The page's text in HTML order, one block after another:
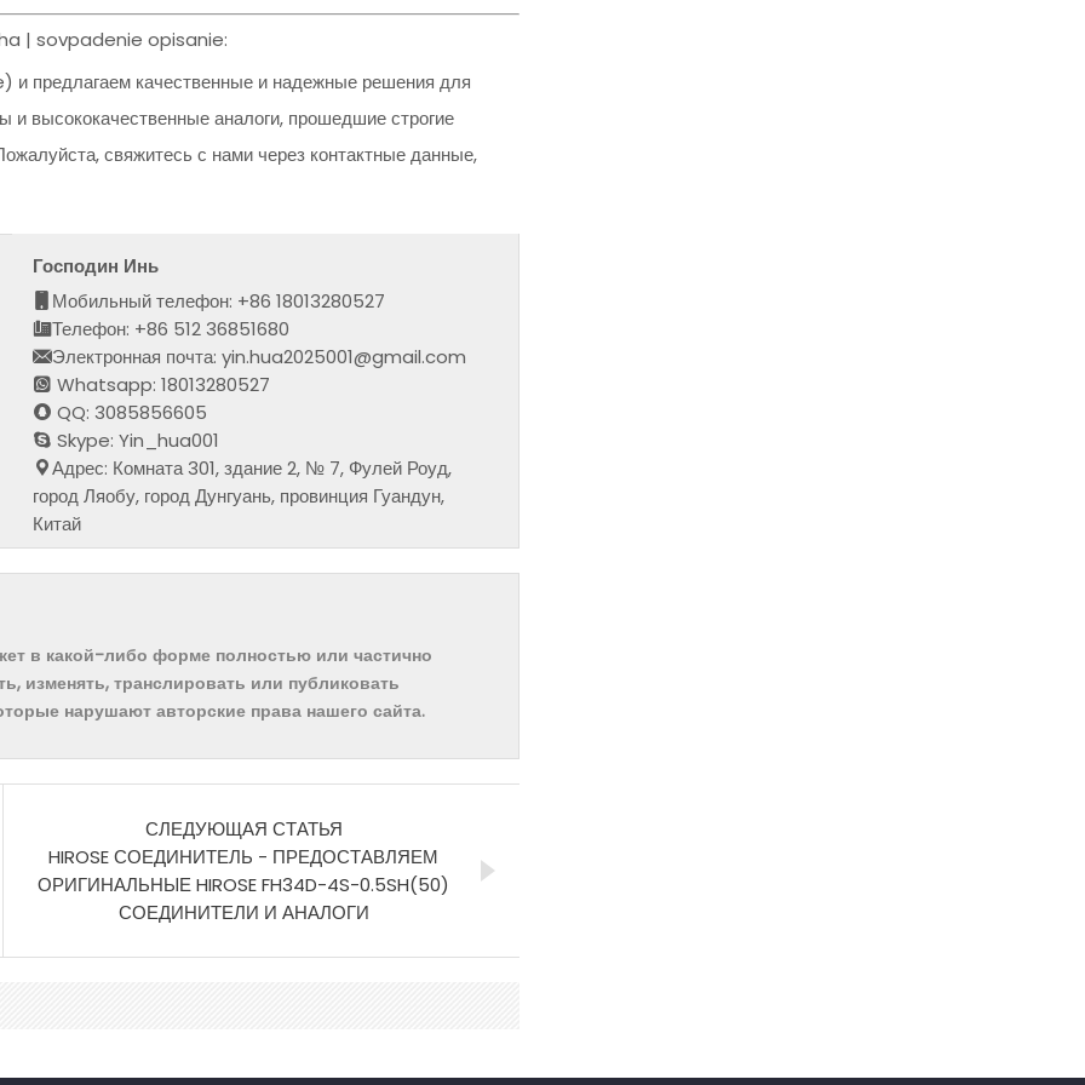
| sovpadenie opisanie:
предлагаем качественные и надежные решения для
высококачественные аналоги, прошедшие строгие
свяжитесь с нами через контактные данные,
Господин Инь
Мобильный телефон: +86 18013280527
Телефон: +86 512 36851680
Электронная почта: yin.hua2025001@gmail.com
Whatsapp: 18013280527
QQ: 3085856605
Skype: Yin_hua001
Адрес: Комната 301, здание 2, № 7, Фулей Роуд,
город Ляобу, город Дунгуань, провинция Гуандун,
Китай
в какой-либо форме полностью или частично
изменять, транслировать или публиковать
нарушают авторские права нашего сайта.
СЛЕДУЮЩАЯ СТАТЬЯ
HIROSE СОЕДИНИТЕЛЬ - ПРЕДОСТАВЛЯЕМ
ОРИГИНАЛЬНЫЕ HIROSE FH34D-4S-0.5SH(50)
СОЕДИНИТЕЛИ И АНАЛОГИ